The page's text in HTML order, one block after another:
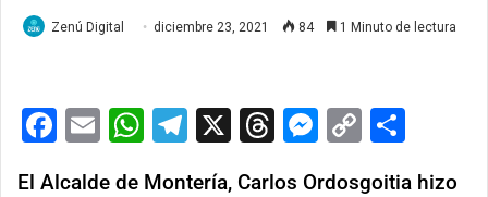
Zenú Digital diciembre 23, 2021 84 1 Minuto de lectura
Facebook
EmailWhatsApp
Telegram
X ThreadsCopy
El Alcalde de Montería, Carlos Ordosgoitia hizo